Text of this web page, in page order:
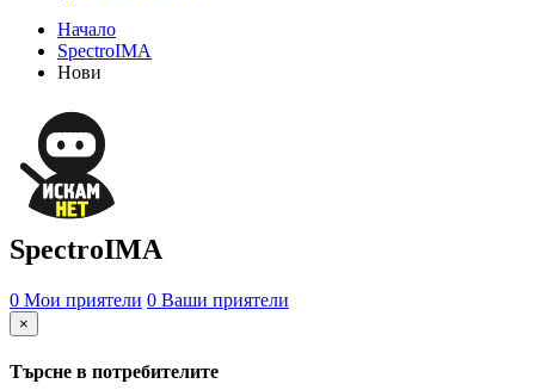
Начало
SpectroIMA
Нови
SpectroIMA
0 Мои приятели 0 Ваши приятели
×
Търсне в потребителите